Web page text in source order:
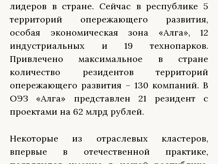
лидеров в стране. Сейчас в республике 5
территорий опережающего развития,
особая экономическая зона «Алга», 12
индустриальных и 19 технопарков.
Привлечено максимальное в стране
количество резидентов территорий
опережающего развития – 130 компаний. В
ОЭЗ «Алга» представлен 21 резидент с
проектами на 62 млрд рублей.
Некоторые из отраслевых кластеров,
впервые в отечественной практике,